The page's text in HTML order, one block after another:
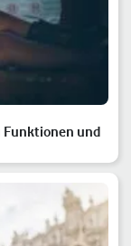
Funktionen und